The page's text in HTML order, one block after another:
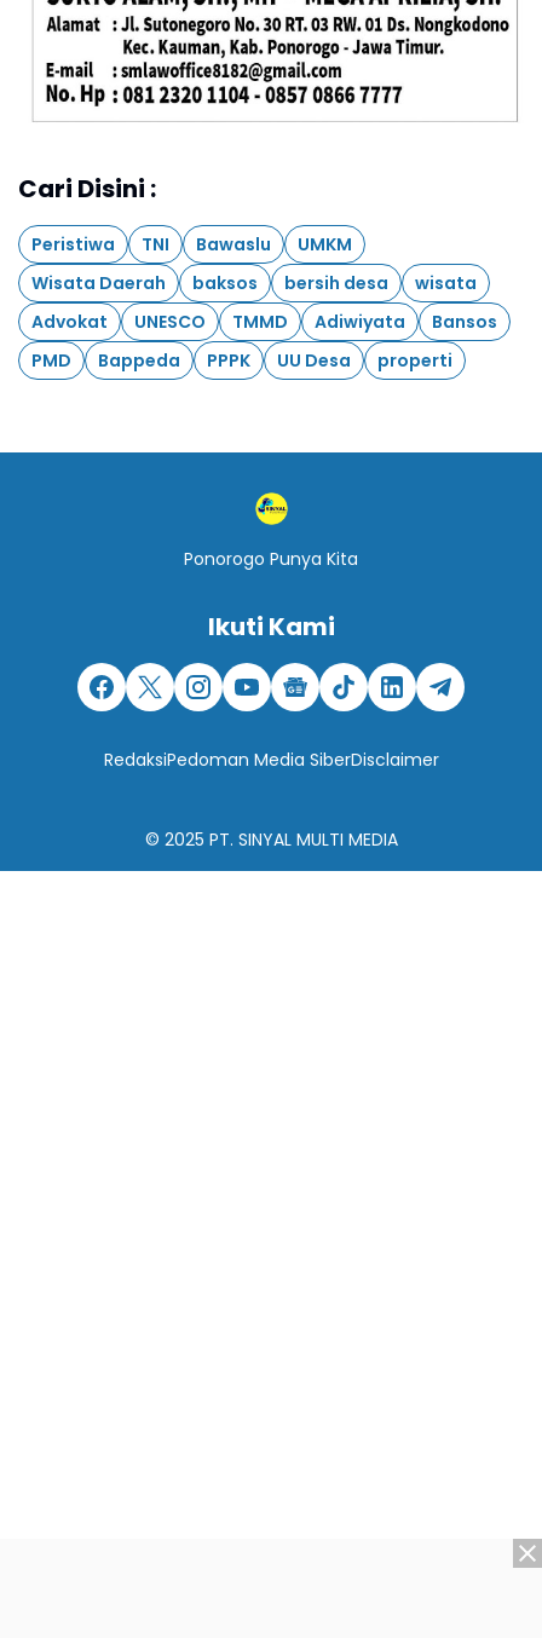
Cari Disini :
Peristiwa TNI Bawaslu
UMKM
Wisata Daerah
baksos bersih desa
wisata
Advokat
UNESCO TMMD Adiwiyata
Bansos
PMD
Bappeda PPPK UU Desa properti
Ponorogo Punya Kita
Ikuti Kami
RedaksiPedoman Media SiberDisclaimer
© 2025 PT. SINYAL MULTI MEDIA